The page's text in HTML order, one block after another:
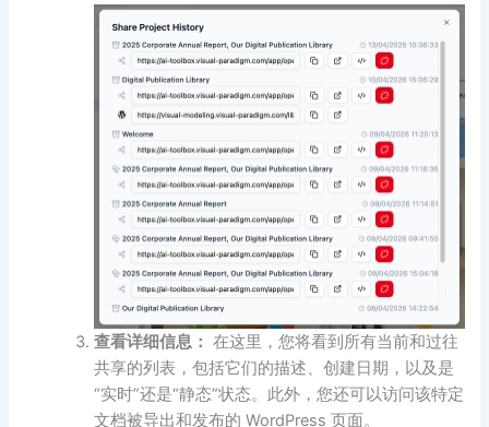
查看详细信息： 在这里，您将看到所有当前和过往
共享的列表，包括它们的描述、创建日期，以及是
“实时”还是“静态”状态。此外，您还可以访问该特定
文档被导出和发布的 WordPress 页面。